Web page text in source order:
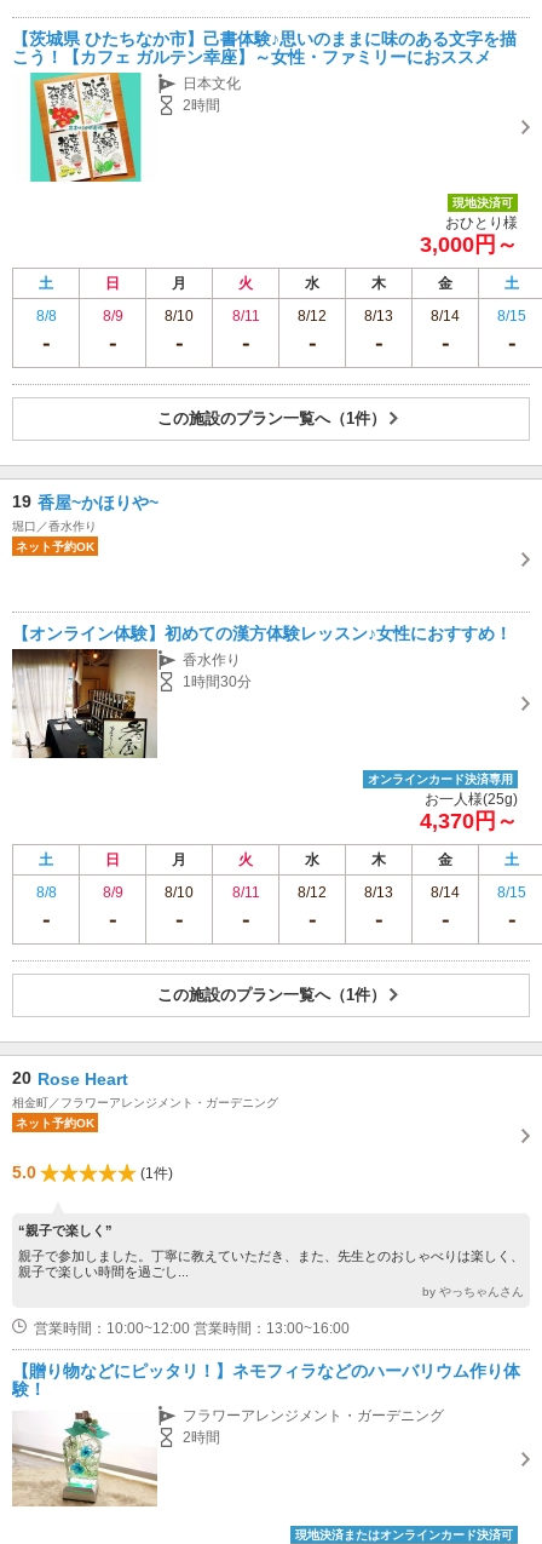
【茨城県 ひたちなか市】己書体験♪思いのままに味のある文字を描
こう！【カフェ ガルテン幸座】～女性・ファミリーにおススメ
日本文化
2時間
現地決済可
おひとり様
3,000円～
土 日 月 火 水 木 金
土
8/8
8/9 8/10 8/11 8/12 8/13 8/14 8/15
この施設のプラン一覧へ（1件）
19 香屋~かほりや~
堀口／香水作り
ネット予約OK
【オンライン体験】初めての漢方体験レッスン♪女性におすすめ！
香水作り
1時間30分
オンラインカード決済専用
お一人様(25g)
4,370円～
土 日 月 火 水 木 金
土
8/8
8/9 8/10 8/11 8/12 8/13 8/14 8/15
この施設のプラン一覧へ（1件）
20 Rose Heart
相金町／フラワーアレンジメント・ガーデニング
ネット予約OK
5.0 (1件)
“親子で楽しく”
親子で参加しました。丁寧に教えていただき、また、先生とのおしゃべりは楽しく、
親子で楽しい時間を過ごし...
by やっちゃんさん
営業時間：10:00~12:00 営業時間：13:00~16:00
【贈り物などにピッタリ！】ネモフィラなどのハーバリウム作り体
験！
フラワーアレンジメント・ガーデニング
2時間
現地決済またはオンラインカード決済可